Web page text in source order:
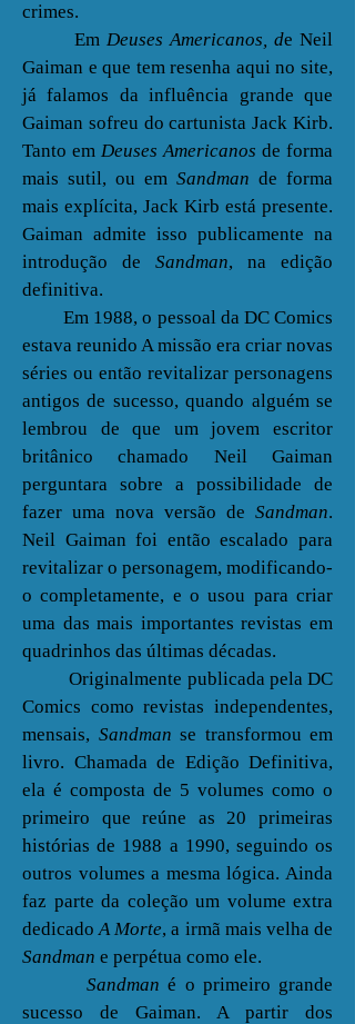
crimes.
EmDeuses Americanos, de Neil
Gaiman e que tem resenha aqui no site,
já falamos da influência grande que
Gaiman sofreu do cartunista Jack Kirb.
Tanto em Deuses Americanos de forma
mais sutil, ou em Sandman de forma
mais explícita, Jack Kirb está presente.
Gaiman admite isso publicamente na
introdução de Sandman, na edição
definitiva.
Em 1988, o pessoal da DC Comics
estava reunido A missão era criar novas
séries ou então revitalizar personagens
antigos de sucesso, quando alguém se
lembrou de que um jovem escritor
britânico chamado Neil Gaiman
perguntara sobre a possibilidade de
fazer uma nova versão de Sandman.
Neil Gaiman foi então escalado para
revitalizar o personagem, modificando-
o completamente, e o usou para criar
uma das mais importantes revistas em
quadrinhos das últimas décadas.
Originalmente publicada pela DC
Comics como revistas independentes,
mensais, Sandman se transformou em
livro. Chamada de Edição Definitiva,
ela é composta de 5 volumes como o
primeiro que reúne as 20 primeiras
histórias de 1988 a 1990, seguindo os
outros volumes a mesma lógica. Ainda
faz parte da coleção um volume extra
dedicadoA Morte, a irmã mais velha de
Sandman e perpétua como ele.
Sandman é o primeiro grande
sucesso de Gaiman. A partir dos